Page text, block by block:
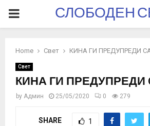
PRIMARYСЛОБОДЕН
Home Свет КИНА ГИ ПРЕДУПРЕДИ
Свет
КИНА ГИ ПРЕДУПРЕДИ
by Админ 25/05/2020 0 279
SHARE 1